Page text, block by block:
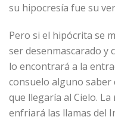
su hipocresía fue su
Pero si el hipócrita se
ser desenmascarado y
lo encontrará a la
consuelo alguno saber
que llegaría al Cielo.
enfriará las llamas del